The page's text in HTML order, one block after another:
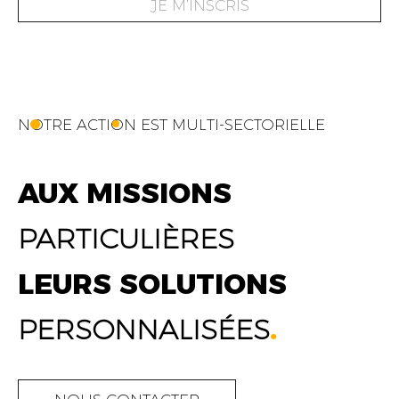
JE M’INSCRIS
NOTRE ACTION EST MULTI-SECTORIELLE
AUX MISSIONS
PARTICULIÈRES
LEURS SOLUTIONS
PERSONNALISÉES.